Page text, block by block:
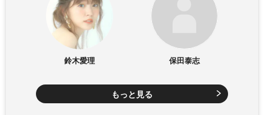
鈴木愛理 保田泰志
もっと見る